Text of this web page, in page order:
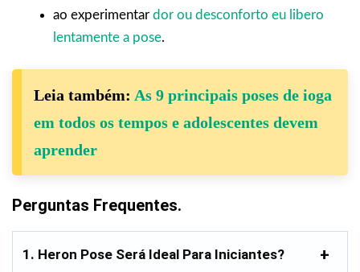
ao experimentar dor ou desconforto eu libero
lentamente a pose.
Leia também: As 9 principais poses de ioga
em todos os tempos e adolescentes devem
aprender
Perguntas Frequentes.
1. Heron Pose Será Ideal Para Iniciantes?